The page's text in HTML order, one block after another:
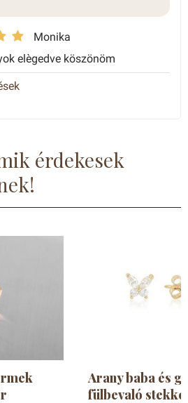
Monika
elègedve köszönöm
érdekesek
Arany baba és
fülbevaló